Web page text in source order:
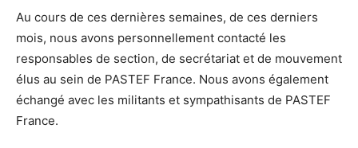
Au cours de ces dernières semaines, de ces derniers
mois, nous avons personnellement contacté les
responsables de section, de secrétariat et de mouvement
élus au sein de PASTEF France. Nous avons également
échangé avec les militants et sympathisants de PASTEF
France.